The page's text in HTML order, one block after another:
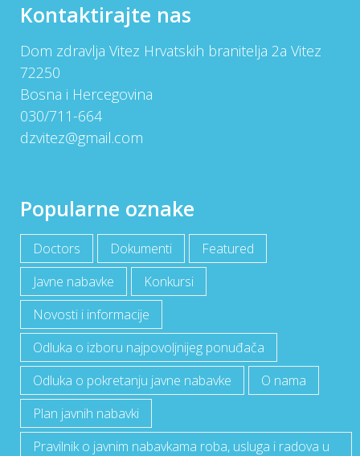
Kontaktirajte nas
Dom zdravlja Vitez Hrvatskih branitelja 2a Vitez
72250
Bosna i Hercegovina
030/711-664
dzvitez@gmail.com
Popularne oznake
Doctors Dokumenti
Featured
Javne nabavke
Konkursi
Novosti i informacije
Odluka o izboru najpovoljnijeg ponuđača
Odluka o pokretanju javne nabavke
O nama
Plan javnih nabavki
Pravilnik o javnim nabavkama roba, usluga i radova u